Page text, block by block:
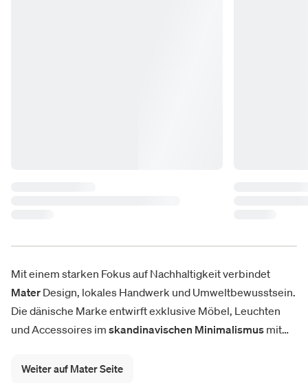
Mit einem starken Fokus auf Nachhaltigkeit verbindet
Mater Design, lokales Handwerk und Umweltbewusstsein.
Die dänische Marke entwirft exklusive Möbel, Leuchten
und Accessoires im skandinavischen Minimalismus mit
Der Katalog von Mater entwickelt sich stetig weiter und
Weiter auf Mater Seite